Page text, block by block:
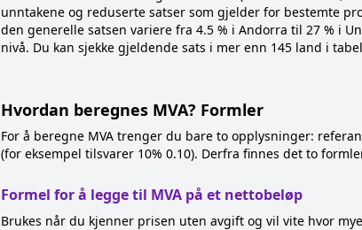
unntakene og reduserte satser som gjelder for bestemte
den generelle satsen variere fra 4.5 % i Andorra til 27 % i
nivå. Du kan sjekke gjeldende sats i mer enn 145 land i
Hvordan beregnes MVA? Formler
For å beregne MVA trenger du bare to opplysninger:
(for eksempel tilsvarer 10% 0.10). Derfra finnes det to
Formel for å legge til MVA på et nettobeløp
Brukes når du kjenner prisen uten avgift og vil vite hvor